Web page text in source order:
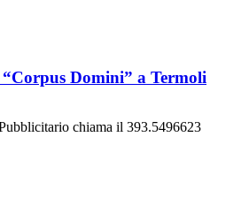
Domini” a Termoli
chiama il 393.5496623